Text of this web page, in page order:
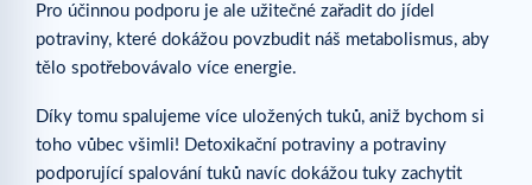
Bazalka
Okurka
Jak optimalizovat účinky detoxikačních potravin?
Související články
Pro účinnou podporu je ale užitečné zařadit do jídel
potraviny, které dokážou povzbudit náš metabolismus, aby
tělo spotřebovávalo více energie.
Díky tomu spalujeme více uložených tuků, aniž bychom si
toho vůbec všimli! Detoxikační potraviny a potraviny
podporující spalování tuků navíc dokážou tuky zachytit